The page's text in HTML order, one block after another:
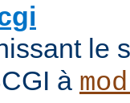
le
à